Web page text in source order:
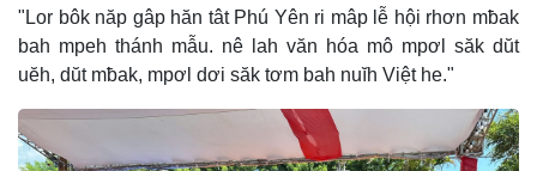
"Lor bôk năp gâp hăn tât Phú Yên ri mâp lễ hội rhơn mƀak
bah mpeh thánh mẫu. nê lah văn hóa mô mpơl săk dŭt
uĕh, dŭt mƀak, mpơl dơi săk tơm bah nuĭh Việt he."